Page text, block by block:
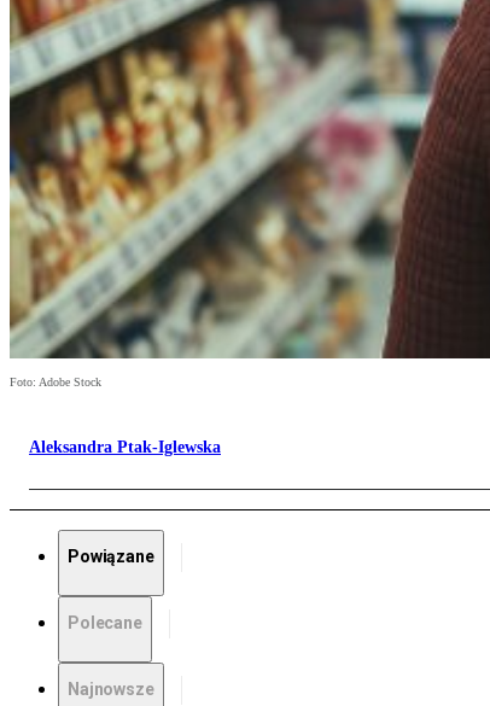
Foto: Adobe Stock
Aleksandra Ptak-Iglewska
Powiązane
Polecane
Najnowsze